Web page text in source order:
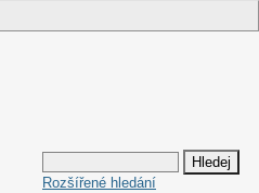
Rozšířené hledání